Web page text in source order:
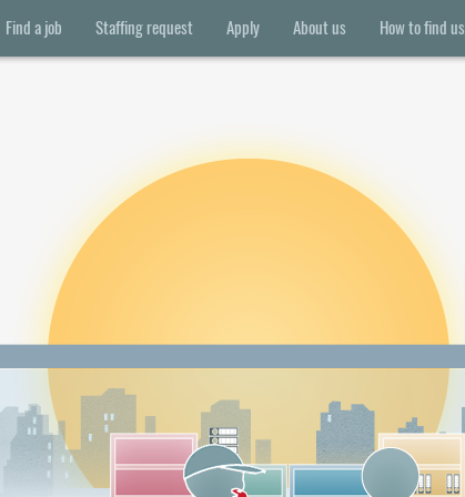
Find a job Staffing request Apply About us How to find us